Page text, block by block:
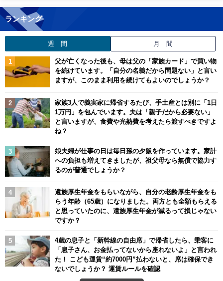
ランキング
週 間 月 間
父が亡くなった後も、母は父の「家族カード」で買い物
を続けています。「自分の名義だから問題ない」と言い
ますが、このまま利用を続けてもよいのでしょうか？
家族3人で義実家に帰省するたび、手土産とは別に「1日
1万円」を包んでいます。夫は「親子だから必要ない」
と言いますが、食費や光熱費を考えたら渡すべきですよ
ね？
娘夫婦が仕事の日は毎日孫の夕飯を作っています。家計
への負担も増えてきましたが、祖父母なら無償で協力す
るのが普通でしょうか？
遺族厚生年金をもらいながら、自分の老齢厚生年金をも
らう年齢（65歳）になりました。両方とも全額もらえる
と思っていたのに、遺族厚生年金が減るって損じゃない
ですか？
4歳の息子と「新幹線の自由席」で帰省したら、乗客に
「息子さん、お金払ってないから座れないよ」と言われ
た！ こども運賃“約7000円”払わないと、席は確保でき
ないでしょうか？ 運賃ルールを確認